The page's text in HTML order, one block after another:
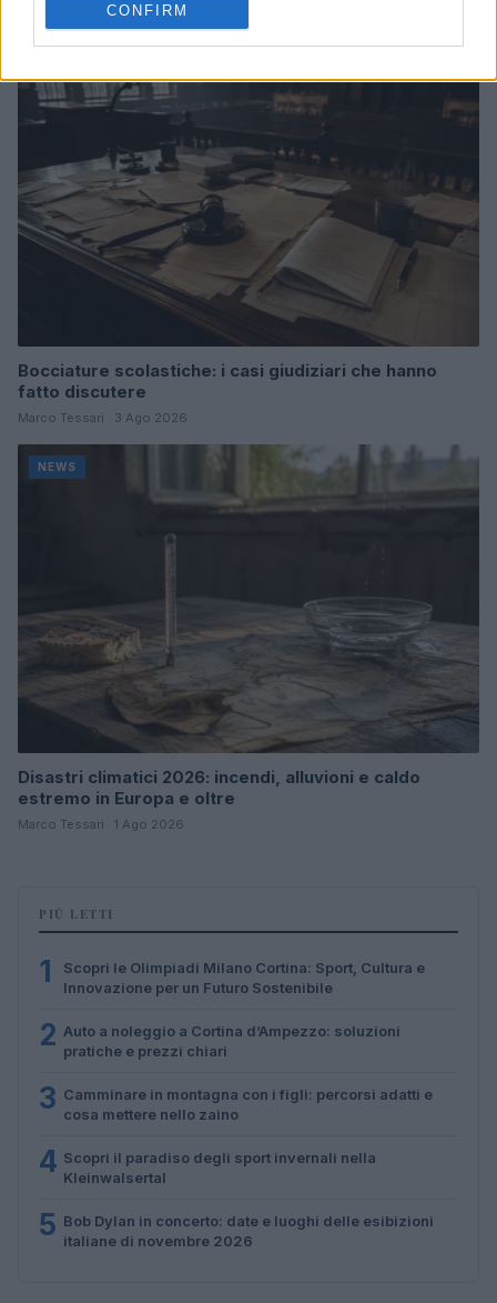
CONFIRM
Marco Tessari · 3 Ago 2026
Bocciature scolastiche: i casi giudiziari che hanno
fatto discutere
Marco Tessari · 3 Ago 2026
NEWS
Disastri climatici 2026: incendi, alluvioni e caldo
estremo in Europa e oltre
Marco Tessari · 1 Ago 2026
PIÙ LETTI
1
Scopri le Olimpiadi Milano Cortina: Sport, Cultura e
Innovazione per un Futuro Sostenibile
2 Auto a noleggio a Cortina d’Ampezzo: soluzioni
pratiche e prezzi chiari
3 Camminare in montagna con i figli: percorsi adatti e
cosa mettere nello zaino
4 Scopri il paradiso degli sport invernali nella
Kleinwalsertal
5 Bob Dylan in concerto: date e luoghi delle esibizioni
italiane di novembre 2026